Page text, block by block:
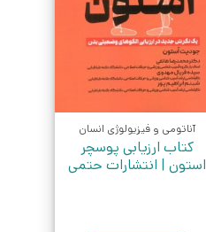
آناتومی و فیزیولوژی انسان
کتاب ارزیابی پوسچر
استون | انتشارات حتمی